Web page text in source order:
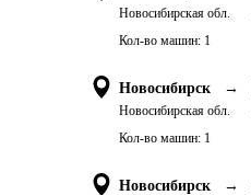
Новосибирская обл.
Кол-во машин: 1
Новосибирск →
Новосибирская обл.
Кол-во машин: 1
Новосибирск →